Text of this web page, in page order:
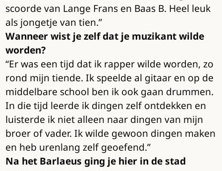
scoorde van Lange Frans en Baas B. Heel leuk
als jongetje van tien.”
Wanneer wist je zelf dat je muzikant wilde
worden?
“Er was een tijd dat ik rapper wilde worden, zo
rond mijn tiende. Ik speelde al gitaar en op de
middelbare school ben ik ook gaan drummen.
In die tijd leerde ik dingen zelf ontdekken en
luisterde ik niet alleen naar dingen van mijn
broer of vader. Ik wilde gewoon dingen maken
en heb urenlang zelf geoefend.”
Na het Barlaeus ging je hier in de stad